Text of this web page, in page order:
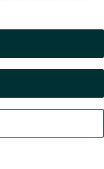
Czat Konto